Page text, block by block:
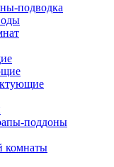
подводка
поддоны
комнаты